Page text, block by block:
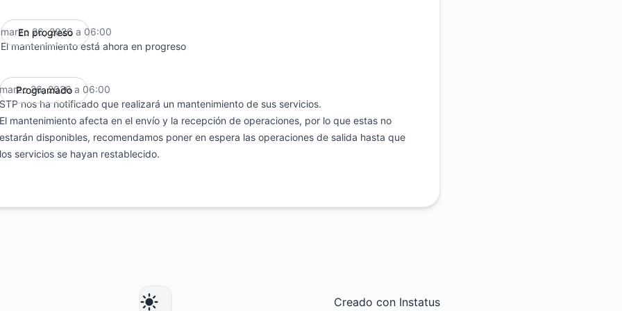
En progreso
marzo 26, 2026 a 06:00
El mantenimiento está ahora en progreso
Programado
marzo 26, 2026 a 06:00
STP nos ha notificado que realizará un mantenimiento de sus servicios.
El mantenimiento afecta en el envío y la recepción de operaciones, por lo que estas no
estarán disponibles, recomendamos poner en espera las operaciones de salida hasta que
los servicios se hayan restablecido.
Creado conInstatus